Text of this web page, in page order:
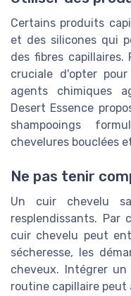
Certains produits
et des silicones qui
des fibres
cruciale d'opter
agents chimiques
Desert Essence
shampooings
chevelures bouclées
Ne pas tenir
Un cuir chevelu
resplendissants. Par
cuir chevelu peut
sécheresse, les
cheveux. Intégrer
routine capillaire